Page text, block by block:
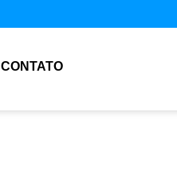
CONTATO